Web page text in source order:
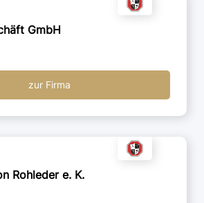
GmbH
zur Firma
Rohleder e. K.